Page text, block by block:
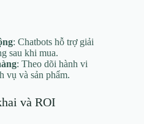
: Chatbots hỗ trợ giải
sau khi mua.
: Theo dõi hành vi
vụ và sản phẩm.
và ROI